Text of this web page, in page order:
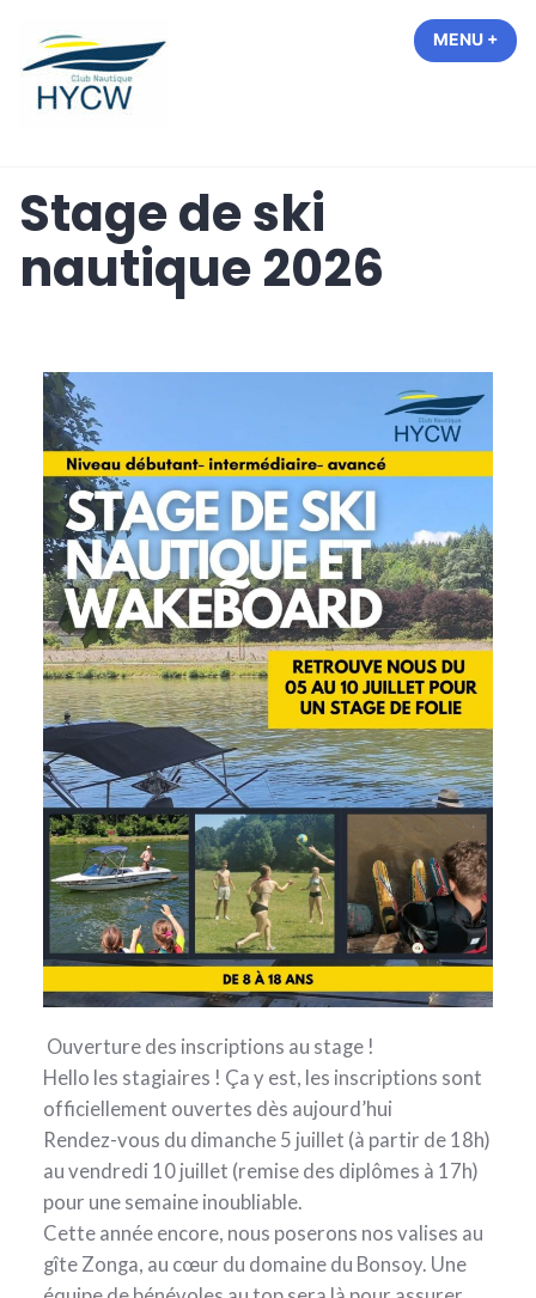
contenu
MENU +
Stage de ski
nautique 2026
Ouverture des inscriptions au stage !
Hello les stagiaires ! Ça y est, les inscriptions sont
officiellement ouvertes dès aujourd’hui
Rendez-vous du dimanche 5 juillet (à partir de 18h)
au vendredi 10 juillet (remise des diplômes à 17h)
pour une semaine inoubliable.
Cette année encore, nous poserons nos valises au
gîte Zonga, au cœur du domaine du Bonsoy. Une